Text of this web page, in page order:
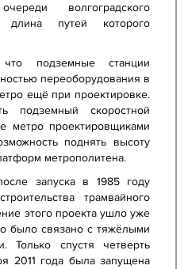
волгоградского
длина путей которого
подземные станции
переоборудования в
ещё при проектировке.
подземный скоростной
метро проектировщиками
поднять высоту
метрополитена.
запуска в 1985 году
трамвайного
этого проекта ушло уже
было связано с тяжёлыми
Только спустя четверть
2011 года была запущена